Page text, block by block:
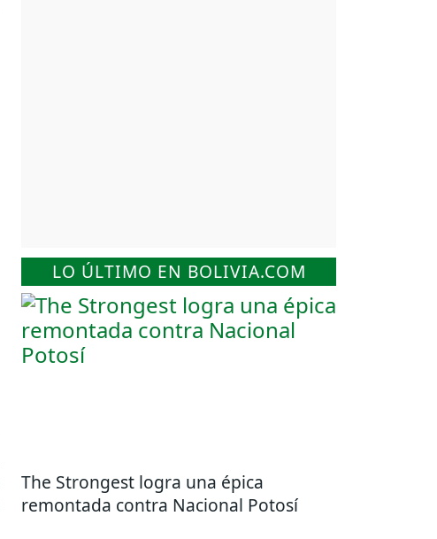
LO ÚLTIMO EN BOLIVIA.COM
The Strongest logra una épica
remontada contra Nacional Potosí